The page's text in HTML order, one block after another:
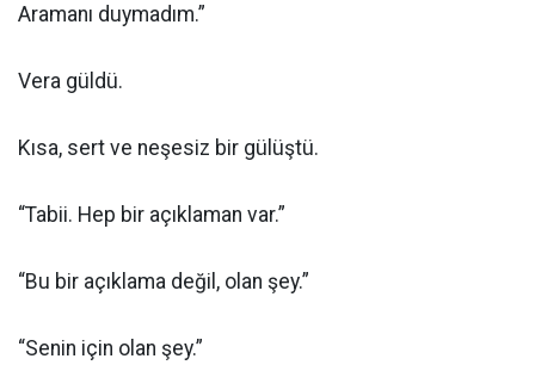
Aramanı duymadım.”
Vera güldü.
Kısa, sert ve neşesiz bir gülüştü.
“Tabii. Hep bir açıklaman var.”
“Bu bir açıklama değil, olan şey.”
“Senin için olan şey.”